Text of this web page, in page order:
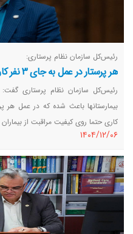
رئیس‌کل سازمان نظام پرستاری:
هر پرستار در عمل به جای 3 نفر کار می کند
رئیس‌کل سازمان نظام پرستاری
بیمارستانها باعث شده که در عمل هر
کاری حتما روی کیفیت مراقبت از بیماران
١٤٠٤/١٢/٠٦